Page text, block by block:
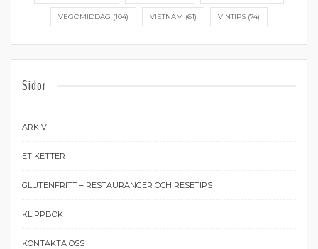
VEGOMIDDAG (104) VIETNAM (61) VINTIPS (74)
Sidor
ARKIV
ETIKETTER
GLUTENFRITT – RESTAURANGER OCH RESETIPS
KLIPPBOK
KONTAKTA OSS